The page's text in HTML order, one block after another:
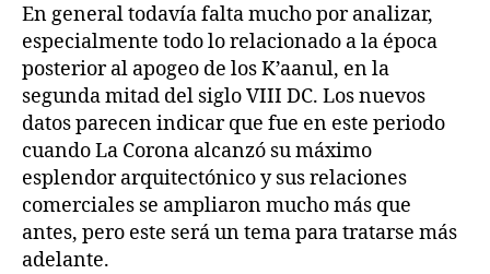
En general todavía falta mucho por analizar,
especialmente todo lo relacionado a la época
posterior al apogeo de los K’aanul, en la
segunda mitad del siglo VIII DC. Los nuevos
datos parecen indicar que fue en este periodo
cuando La Corona alcanzó su máximo
esplendor arquitectónico y sus relaciones
comerciales se ampliaron mucho más que
antes, pero este será un tema para tratarse más
adelante.